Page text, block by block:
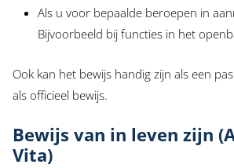
Als u voor bepaalde beroepen in
Bijvoorbeeld bij functies in het
Ook kan het bewijs handig zijn als een
als officieel bewijs.
Bewijs van in leven zijn
Vita)